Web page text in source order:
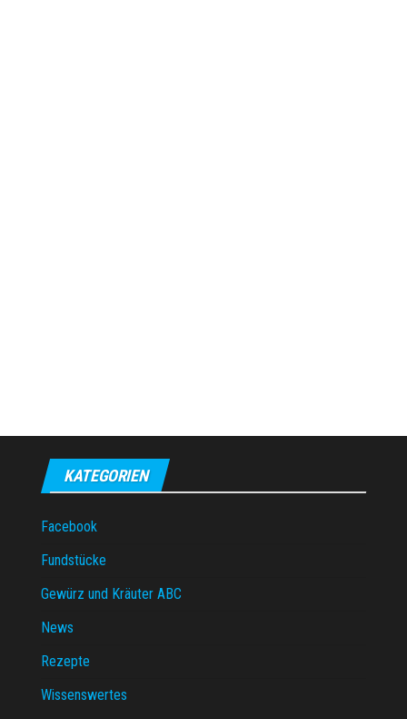
KATEGORIEN
Facebook
Fundstücke
Gewürz und Kräuter ABC
News
Rezepte
Wissenswertes